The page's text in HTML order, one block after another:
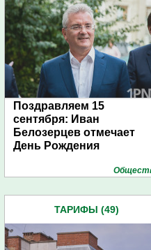
Поздравляем 15
сентября: Иван
Белозерцев отмечает
День Рождения
ТАРИФЫ (49)